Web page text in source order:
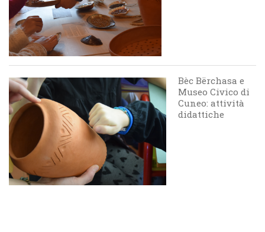
Bèc Bërchasa e
Museo Civico di
Cuneo: attività
didattiche